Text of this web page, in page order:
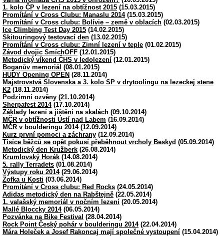
1. kolo ČP v lezení na obtížnost 2015 (15.03.2015)
Promítání v Cross Clubu: Manaslu 2014(15.03.2015)
Promítání v Cross clubu: Bolívie – země v oblacích (02.03.2015)
Ice Climbing Test Day 2015 (14.02.2015)
Skitouringový testovací den (13.02.2015)
Promítání v Cross clubu: Zimní lezení v teple (01.02.2015)
Závod dvojic SmíchOFF (12.01.2015)
Metodický víkend ČHS v ledolezení (12.01.2015)
Boganův memoriál (08.01.2015)
HUDY Opening OPEN (28.11.2014)
Majstrovstvá Slovenska a 3. kolo SP v drytoolingu na lezeckej stene
K2 (18.11.2014)
Podzimní ozvěny (21.10.2014)
Sherpafest 2014(17.10.2014)
Základy lezení a jištění na skalách (09.10.2014)
MČR v obtížnosti Ústí nad Labem (16.09.2014)
MČR v boulderingu 2014(12.09.2014)
Kurz první pomoci a záchrany (12.09.2014)
Tisíce běžců se opět pokusí přeběhnout vrcholy Beskyd (05.09.2014)
Metodický den Kružberk (26.08.2014)
Krumlovský Horák (14.08.2014)
5. rally Terradets (01.08.2014)
Výstupy roku 2014(29.06.2014)
Žofka u Kosti (03.06.2014)
Promítání v Cross clubu: Red Rocks (24.05.2014)
Adidas metodický den na Rabštejně (22.05.2014)
1. valašský memoriál v nočním lezení (20.05.2014)
Mallé Bloccky 2014(06.05.2014)
Pozvánka na Bike Festival (28.04.2014)
Rock Point Český pohár v boulderingu 2014(22.04.2014)
Mára Holeček a Josef Rakoncaj mají společné vystoupení (15.04.2014)